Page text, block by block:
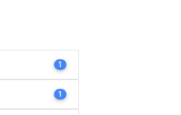
1
1